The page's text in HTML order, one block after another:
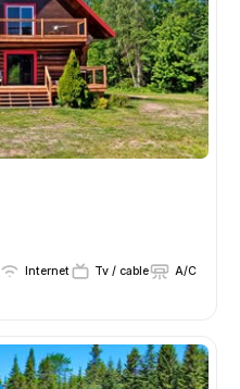
Internet Tv / cable
A/C